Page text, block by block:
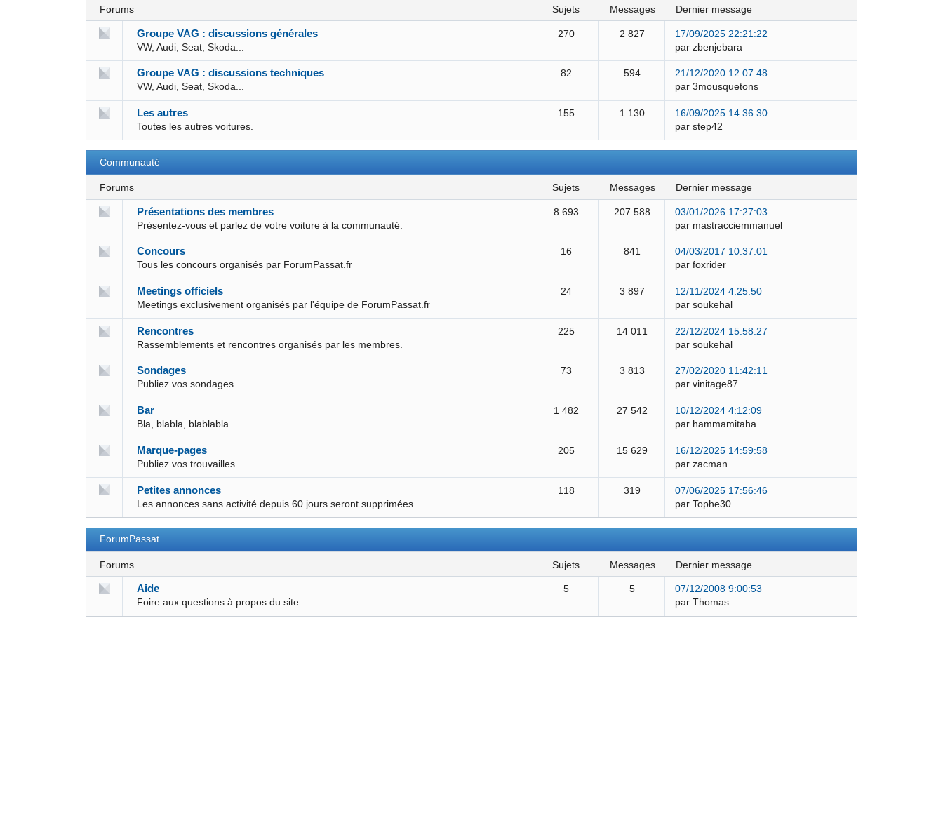
Forums sujets messages dernier message
Groupe VAG : discussions générales
VW, Audi, Seat, Skoda...
270 2 827
17/09/2025 22:21:22
par zbenjebara
Groupe VAG : discussions techniques
VW, Audi, Seat, Skoda...
82 594
21/12/2020 12:07:48
par 3mousquetons
Les autres
Toutes les autres voitures.
155 1 130
16/09/2025 14:36:30
par step42
Communauté
Forums sujets messages dernier message
Présentations des membres
Présentez-vous et parlez de votre voiture à la communauté.
8 693 207 588
03/01/2026 17:27:03
par mastracciemmanuel
Concours
Tous les concours organisés par ForumPassat.fr
16 841
04/03/2017 10:37:01
par foxrider
Meetings officiels
Meetings exclusivement organisés par l'équipe de ForumPassat.fr
24 3 897
12/11/2024 4:25:50
par soukehal
Rencontres
Rassemblements et rencontres organisés par les membres.
225 14 011
22/12/2024 15:58:27
par soukehal
Sondages
Publiez vos sondages.
73 3 813
27/02/2020 11:42:11
par vinitage87
Bar
Bla, blabla, blablabla.
1 482 27 542
10/12/2024 4:12:09
par hammamitaha
Marque-pages
Publiez vos trouvailles.
205 15 629
16/12/2025 14:59:58
par zacman
Petites annonces
Les annonces sans activité depuis 60 jours seront supprimées.
118 319
07/06/2025 17:56:46
par Tophe30
ForumPassat
Forums sujets messages dernier message
Aide
Foire aux questions à propos du site.
5 5
07/12/2008 9:00:53
par Thomas